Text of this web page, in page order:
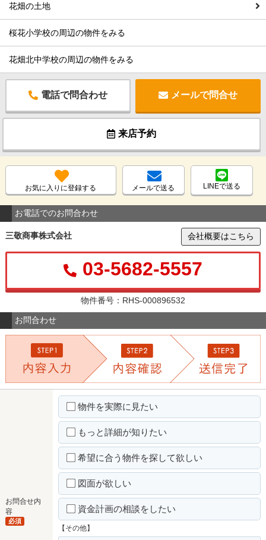
花畑の土地
桜花小学校の周辺の物件をみる
花畑北中学校の周辺の物件をみる
電話で問合わせ メールで問合せ
来店予約
お気に入りに登録する メールで送る LINEで送る
お電話でのお問合わせ
三敬商事株式会社 会社概要はこちら
03-5682-5557
物件番号：RHS-000896532
お問合わせ
お問合せ内
容
必須
物件を実際に見たい
もっと詳細が知りたい
希望に合う物件を探して欲しい
図面が欲しい
資金計画の相談をしたい
【その他】